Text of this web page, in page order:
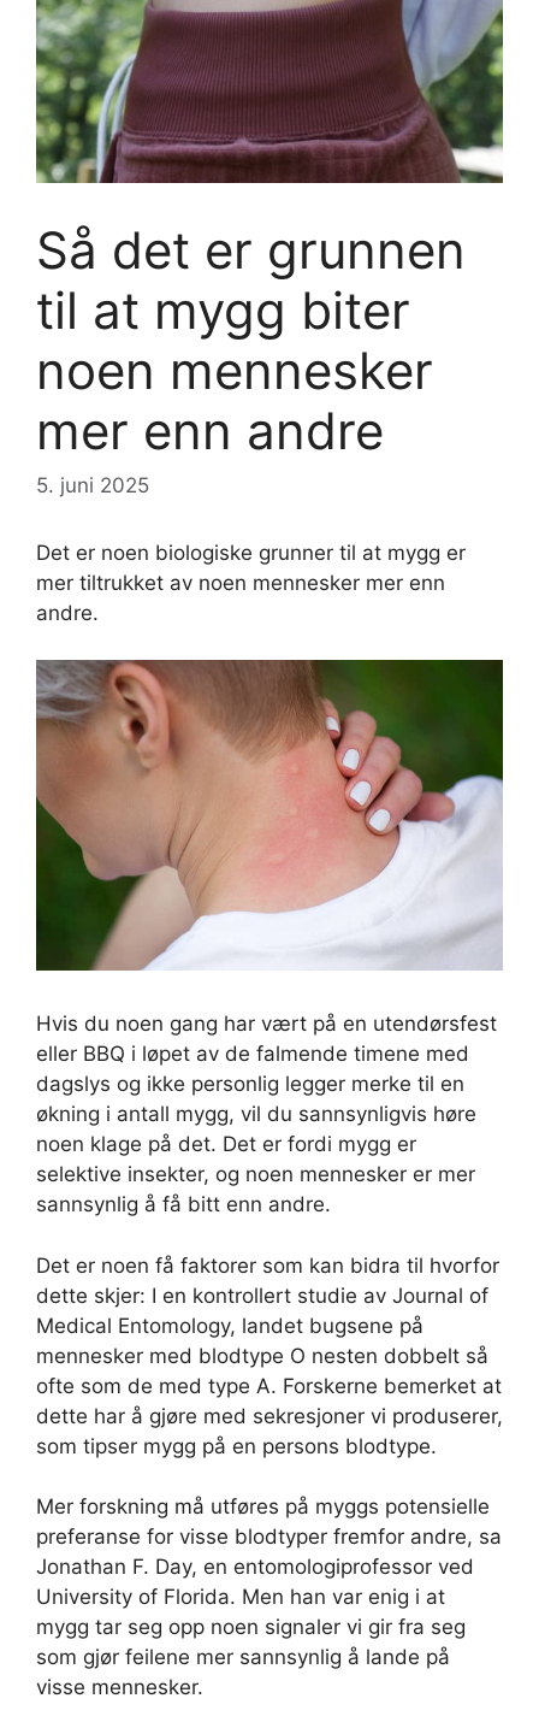
Så det er grunnen
til at mygg biter
noen mennesker
mer enn andre
5. juni 2025
Det er noen biologiske grunner til at mygg er
mer tiltrukket av noen mennesker mer enn
andre.
Hvis du noen gang har vært på en utendørsfest
eller BBQ i løpet av de falmende timene med
dagslys og ikke personlig legger merke til en
økning i antall mygg, vil du sannsynligvis høre
noen klage på det. Det er fordi mygg er
selektive insekter, og noen mennesker er mer
sannsynlig å få bitt enn andre.
Det er noen få faktorer som kan bidra til hvorfor
dette skjer: I en kontrollert studie av Journal of
Medical Entomology, landet bugsene på
mennesker med blodtype O nesten dobbelt så
ofte som de med type A. Forskerne bemerket at
dette har å gjøre med sekresjoner vi produserer,
som tipser mygg på en persons blodtype.
Mer forskning må utføres på myggs potensielle
preferanse for visse blodtyper fremfor andre, sa
Jonathan F. Day, en entomologiprofessor ved
University of Florida. Men han var enig i at
mygg tar seg opp noen signaler vi gir fra seg
som gjør feilene mer sannsynlig å lande på
visse mennesker.